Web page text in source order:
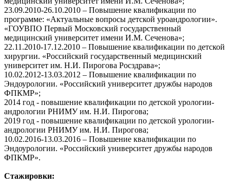
23.09.2010-26.10.2010 – Повышение квалификации по
программе: «Актуальные вопросы детской уроандрологии».
«ГОУВПО Первый Московский государственный
медицинский университет имени И.М. Сеченова»;
22.11.2010-17.12.2010 – Повышение квалификации по детской
хирургии. «Российский государственный медицинский
университет им. Н.И. Пирогова Росздрава»;
10.02.2012-13.03.2012 – Повышение квалификации по
Эндоурологии. «Российский университет дружбы народов
ФПКМР»;
2014 год - повышение квалификации по детской урологии-
андрологии РНИМУ им. Н.И. Пирогова;
2019 год - повышение квалификации по детской урологии-
андрологии РНИМУ им. Н.И. Пирогова;
10.02.2016-13.03.2016 – Повышение квалификации по
Эндоурологии. «Российский университет дружбы народов
ФПКМР».
Стажировки: